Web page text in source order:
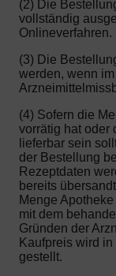
(2) Die
vollständig
Onlineverfahren.
(3) Die
werden, wenn
(4) Sofern die
vorrätig hat oder
lieferbar sein
der Bestellung
Rezeptdaten
bereits
Menge
mit dem
Gründen der
Kaufpreis wird
gestellt.